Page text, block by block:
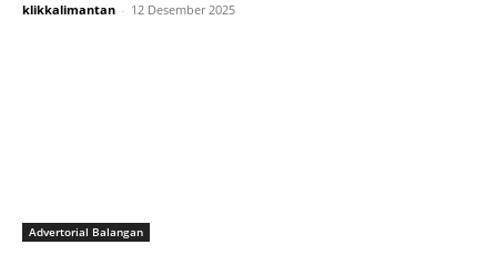
klikkalimantan - 12 Desember 2025
Advertorial Balangan